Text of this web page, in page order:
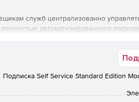
служб централизованно
автоматизированного
демонстрировать клиентам,
Подписка Self Service Standard Edition